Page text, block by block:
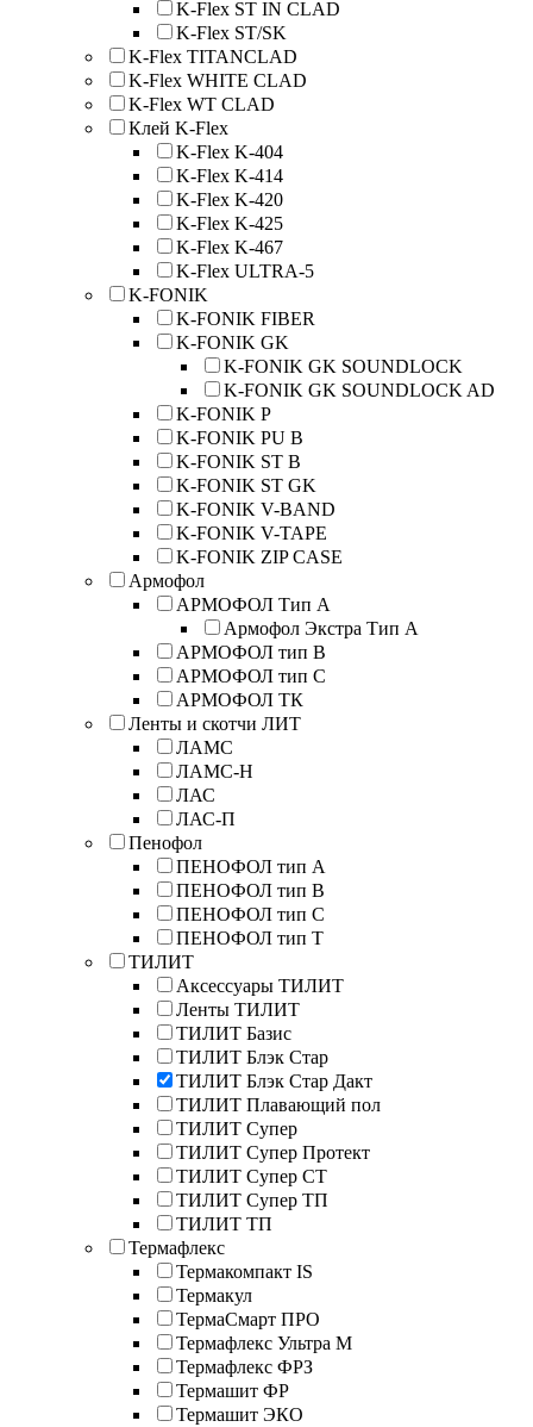
K-Flex ST IN CLAD
K-Flex ST/SK
K-Flex TITANCLAD
K-Flex WHITE CLAD
K-Flex WT CLAD
Клей K-Flex
K-Flex K-404
K-Flex K-414
K-Flex K-420
K-Flex K-425
K-Flex K-467
K-Flex ULTRA-5
K-FONIK
K-FONIK FIBER
K-FONIK GK
K-FONIK GK SOUNDLOCK
K-FONIK GK SOUNDLOCK AD
K-FONIK P
K-FONIK PU B
K-FONIK ST B
K-FONIK ST GK
K-FONIK V-BAND
K-FONIK V-TAPE
K-FONIK ZIP CASE
Армофол
АРМОФОЛ Тип А
Армофол Экстра Тип A
АРМОФОЛ тип В
АРМОФОЛ тип C
АРМОФОЛ ТК
Ленты и скотчи ЛИТ
ЛАМС
ЛАМС-Н
ЛАС
ЛАС-П
Пенофол
ПЕНОФОЛ тип А
ПЕНОФОЛ тип B
ПЕНОФОЛ тип C
ПЕНОФОЛ тип T
ТИЛИТ
Аксессуары ТИЛИТ
Ленты ТИЛИТ
ТИЛИТ Базис
ТИЛИТ Блэк Стар
ТИЛИТ Блэк Стар Дакт
ТИЛИТ Плавающий пол
ТИЛИТ Супер
ТИЛИТ Супер Протект
ТИЛИТ Супер СТ
ТИЛИТ Супер ТП
ТИЛИТ ТП
Термафлекс
Термакомпакт IS
Термакул
ТермаСмарт ПРО
Термафлекс Ультра М
Термафлекс ФРЗ
Термашит ФР
Термашит ЭКО